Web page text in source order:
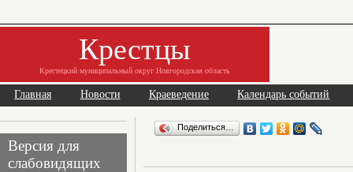
Крестцы
Крестецкий муниципальный округ Новгородская область
Главная Новости Краеведение Календарь событий
Версия для
слабовидящих
Поделиться…